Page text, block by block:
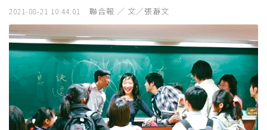
2021-08-21 10:44:01 聯合報 ／ 文／張瀞文